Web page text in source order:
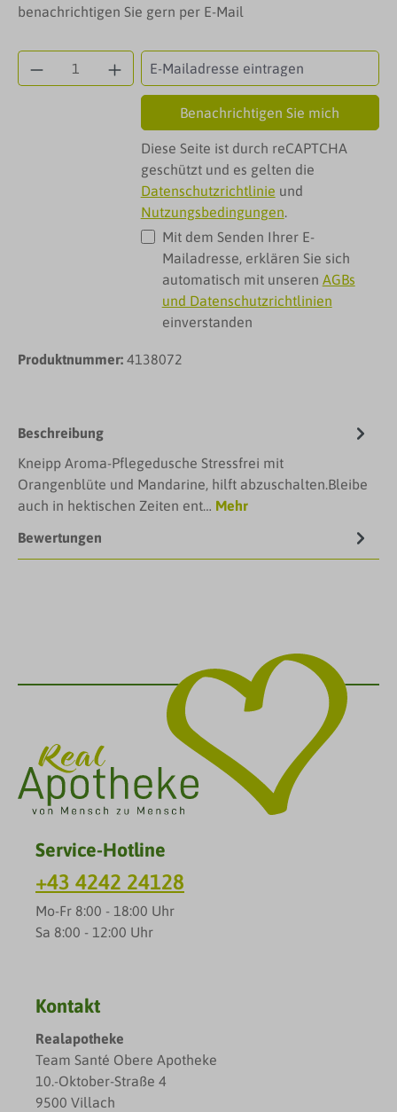
benachrichtigen Sie gern per E-Mail
Benachrichtigen Sie mich
Diese Seite ist durch reCAPTCHA
geschützt und es gelten die
Datenschutzrichtlinie und
Nutzungsbedingungen.
Mit dem Senden Ihrer E-
Mailadresse, erklären Sie sich
automatisch mit unseren AGBs
und Datenschutzrichtlinien
einverstanden
Produktnummer: 4138072
Beschreibung
Kneipp Aroma-Pflegedusche Stressfrei mit
Orangenblüte und Mandarine, hilft abzuschalten.Bleibe
auch in hektischen Zeiten ent… Mehr
Bewertungen
Service-Hotline
+43 4242 24128
Mo-Fr 8:00 - 18:00 Uhr
Sa 8:00 - 12:00 Uhr
Kontakt
Realapotheke
Team Santé Obere Apotheke
10.-Oktober-Straße 4
9500 Villach